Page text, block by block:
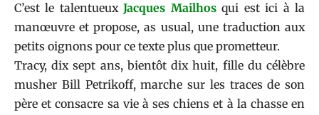
C’est le talentueuxJacques Mailhosqui est ici à la
manœuvre et propose, as usual, une traduction aux
petits oignons pour ce texte plus que prometteur.
Tracy, dix sept ans, bientôt dix huit, fille du célèbre
musher Bill Petrikoff, marche sur les traces de son
père et consacre sa vie à ses chiens et à la chasse en